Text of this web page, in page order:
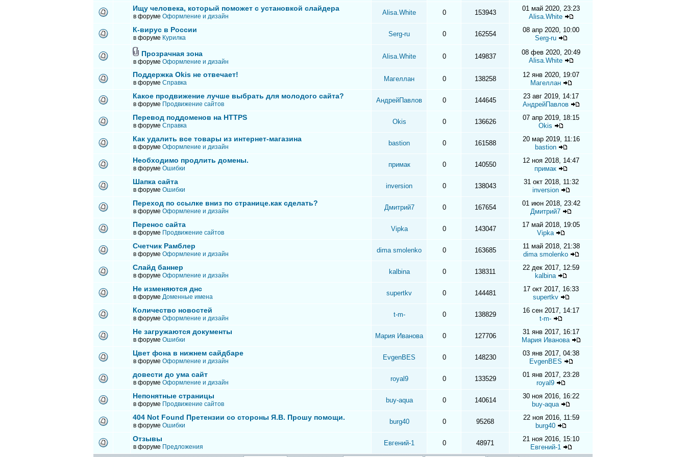
Ищу человека, который поможет с установкой слайдера
в форуме Оформление и дизайн Alisa.White 0 153943
01 май 2020, 23:23
Alisa.White
К-вирус в России
в форуме Курилка Serg-ru 0 162554
08 апр 2020, 10:00
Serg-ru
Прозрачная зона
в форуме Оформление и дизайн
Alisa.White 0 149837
08 фев 2020, 20:49
Alisa.White
Поддержка Okis не отвечает!
в форуме Справка Магеллан 0 138258
12 янв 2020, 19:07
Магеллан
Какое продвижение лучше выбрать для молодого сайта?
в форуме Продвижение сайтов АндрейПавлов 0 144645
23 авг 2019, 14:17
АндрейПавлов
Перевод поддоменов на HTTPS
в форуме Справка Okis 0 136626
07 апр 2019, 18:15
Okis
Как удалить все товары из интернет-магазина
в форуме Оформление и дизайн bastion 0 161588
20 мар 2019, 11:16
bastion
Необходимо продлить домены.
в форуме Ошибки примак 0 140550
12 ноя 2018, 14:47
примак
Шапка сайта
в форуме Ошибки inversion 0 138043
31 окт 2018, 11:32
inversion
Переход по ссылке вниз по странице.как сделать?
в форуме Оформление и дизайн Дмитрий7 0 167654
01 июн 2018, 23:42
Дмитрий7
Перенос сайта
в форуме Продвижение сайтов Vipka 0 143047
17 май 2018, 19:05
Vipka
Счетчик Рамблер
в форуме Оформление и дизайн dima smolenko 0 163685
11 май 2018, 21:38
dima smolenko
Слайд баннер
в форуме Оформление и дизайн kalbina 0 138311
22 дек 2017, 12:59
kalbina
Не изменяются днс
в форуме Доменные имена supertkv 0 144481
17 окт 2017, 16:33
supertkv
Количество новостей
в форуме Оформление и дизайн t-m- 0 138829
16 сен 2017, 14:17
t-m-
Не загружаются документы
в форуме Ошибки Мария Иванова 0 127706
31 янв 2017, 16:17
Мария Иванова
Цвет фона в нижнем сайдбаре
в форуме Оформление и дизайн EvgenBES 0 148230
03 янв 2017, 04:38
EvgenBES
довести до ума сайт
в форуме Оформление и дизайн royal9 0 133529
01 янв 2017, 23:28
royal9
Непонятные страницы
в форуме Продвижение сайтов buy-aqua 0 140614
30 ноя 2016, 16:22
buy-aqua
404 Not Found Претензии со стороны Я.В. Прошу помощи.
в форуме Ошибки burg40 0 95268
22 ноя 2016, 11:59
burg40
Отзывы
в форуме Предложения Евгений-1 0 48971
21 ноя 2016, 15:10
Евгений-1